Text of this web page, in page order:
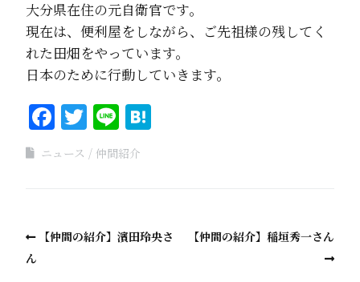
大分県在住の元自衛官です。
現在は、便利屋をしながら、ご先祖様の残してく
れた田畑をやっています。
日本のために行動していきます。
Facebook
Twitter
Line
ニュース 仲間紹介
【仲間の紹介】濱田玲央さ
ん
【仲間の紹介】稲垣秀一さん